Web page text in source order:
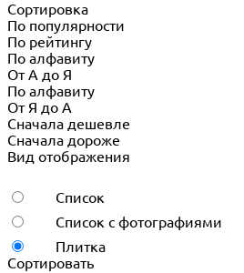
Сортировка
По популярности
По рейтингу
По алфавиту
От А до Я
По алфавиту
От Я до А
Сначала дешевле
Сначала дороже
Вид отображения
Список
Список с фотографиями
Плитка
Сортировать